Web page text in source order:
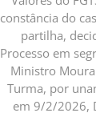
constância do
partilha,
Processo em
Ministro
Turma, por
em 9/2/2026,